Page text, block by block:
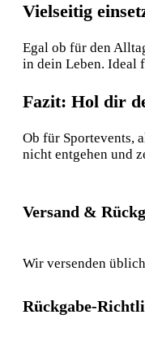
Vielseitig
Egal ob für den
in dein Leben. Ideal
Fazit: Hol dir
Ob für Sportevents,
nicht entgehen und
Versand &
Wir versenden
Rückgabe-